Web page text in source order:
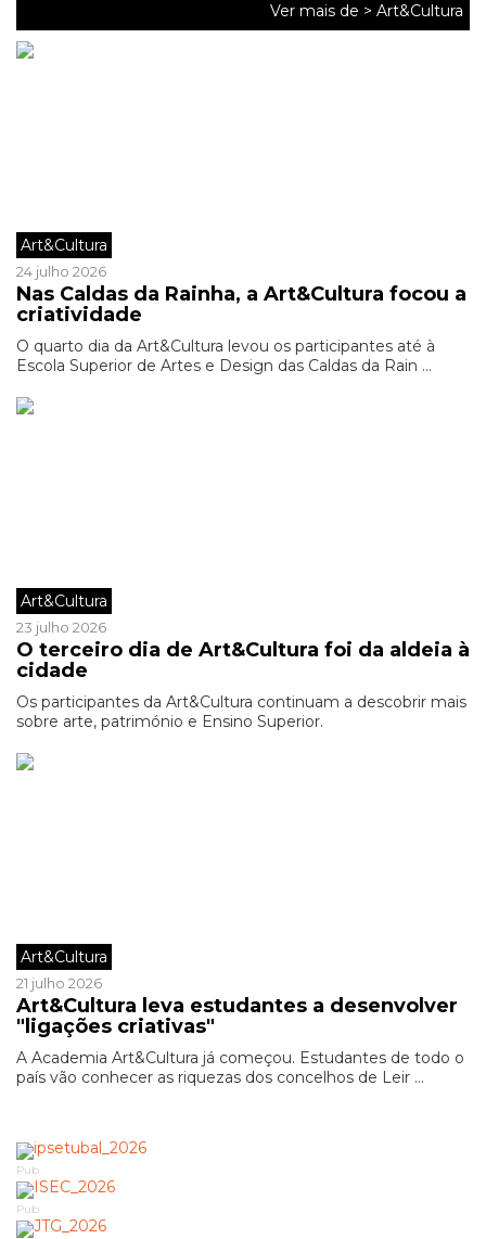
Ver mais de > Art&Cultura
Art&Cultura
24 julho 2026
Nas Caldas da Rainha, a Art&Cultura focou a
criatividade
O quarto dia da Art&Cultura levou os participantes até à
Escola Superior de Artes e Design das Caldas da Rain ...
Art&Cultura
23 julho 2026
O terceiro dia de Art&Cultura foi da aldeia à
cidade
Os participantes da Art&Cultura continuam a descobrir mais
sobre arte, património e Ensino Superior.
Art&Cultura
21 julho 2026
Art&Cultura leva estudantes a desenvolver
"ligações criativas"
A Academia Art&Cultura já começou. Estudantes de todo o
país vão conhecer as riquezas dos concelhos de Leir ...
Pub
Pub